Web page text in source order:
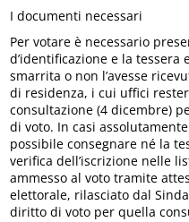
I documenti necessari
Per votare è necessario
d’identificazione e la tessera
smarrita o non l’avesse
di residenza, i cui uffici
consultazione (4 dicembre)
di voto. In casi
possibile consegnare né la
verifica dell’iscrizione nelle
ammesso al voto tramite
elettorale, rilasciato dal
diritto di voto per quella